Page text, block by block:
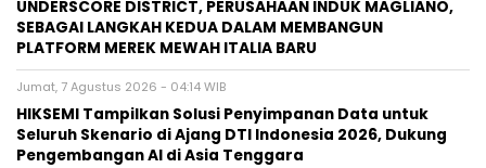
UNDERSCORE DISTRICT, PERUSAHAAN INDUK MAGLIANO,
SEBAGAI LANGKAH KEDUA DALAM MEMBANGUN
PLATFORM MEREK MEWAH ITALIA BARU
Jumat, 7 Agustus 2026 - 04:14 WIB
HIKSEMI Tampilkan Solusi Penyimpanan Data untuk
Seluruh Skenario di Ajang DTI Indonesia 2026, Dukung
Pengembangan AI di Asia Tenggara